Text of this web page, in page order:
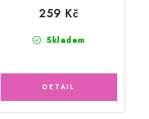
Skladem
259 Kč